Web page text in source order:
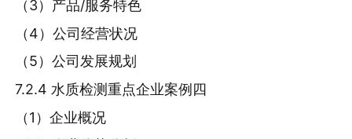
（3）产品/服务特色
（4）公司经营状况
（5）公司发展规划
7.2.4 水质检测重点企业案例四
（1）企业概况